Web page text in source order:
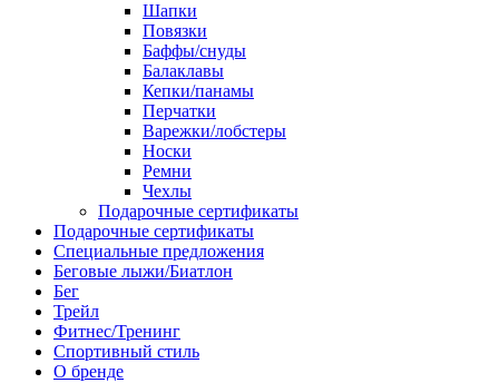
Шапки
Повязки
Баффы/снуды
Балаклавы
Кепки/панамы
Перчатки
Варежки/лобстеры
Носки
Ремни
Чехлы
Подарочные сертификаты
Подарочные сертификаты
Специальные предложения
Беговые лыжи/Биатлон
Бег
Трейл
Фитнес/Тренинг
Спортивный стиль
О бренде